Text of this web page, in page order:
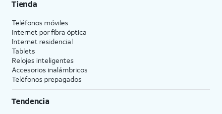
Tienda
Teléfonos móviles
Internet por fibra óptica
Internet residencial
Tablets
Relojes inteligentes
Accesorios inalámbricos
Teléfonos prepagados
Tendencia